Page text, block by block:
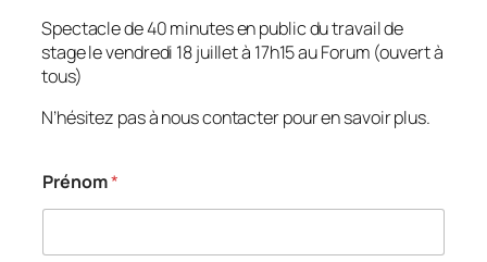
Spectacle de 40 minutes en public du travail de
stage le vendredi 18 juillet à 17h15 au Forum (ouvert à
tous)
N’hésitez pas à nous contacter pour en savoir plus.
Prénom*